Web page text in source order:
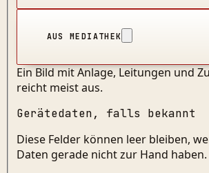
AUS MEDIATHEK
Ein Bild mit Anlage, Leitungen und
reicht meist aus.
Gerätedaten, falls bekannt
Diese Felder können leer bleiben,
Daten gerade nicht zur Hand haben.